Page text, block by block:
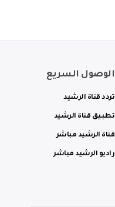
الوصول السريع
تردد قناة الرشيد
تطبيق قناة الرشيد
قناة الرشيد مباشر
راديو الرشيد مباشر